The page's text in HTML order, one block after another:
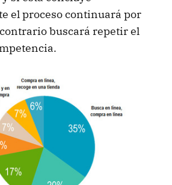
el proceso continuará por
buscará repetir el